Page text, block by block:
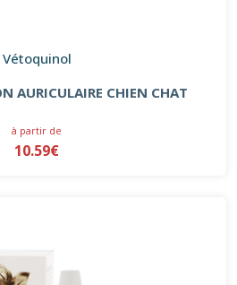
Vétoquinol
AURICULAIRE CHIEN CHAT
à partir de
10.59€